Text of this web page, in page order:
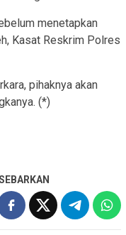
menetapkan
Kasat Reskrim Polres
pihaknya akan
(*)